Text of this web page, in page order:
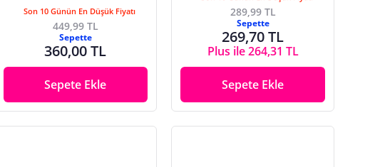
Son 10 Günün En Düşük Fiyatı
449,99 TL
Sepette
360,00 TL
Sepete Ekle
289,99 TL
Sepette
269,70 TL
Plus ile 264,31 TL
Sepete Ekle